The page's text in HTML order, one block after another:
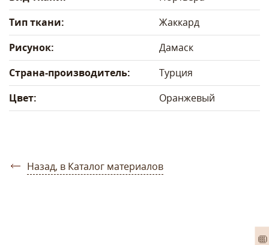
Тип ткани:
Жаккард
Рисунок:
Дамаск
Страна-производитель:
Турция
Цвет:
Оранжевый
Назад, в Каталог материалов